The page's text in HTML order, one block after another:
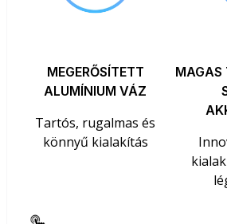
MEGERŐSÍTETT
ALUMÍNIUM VÁZ
Tartós, rugalmas és
könnyű kialakítás
MAGAS